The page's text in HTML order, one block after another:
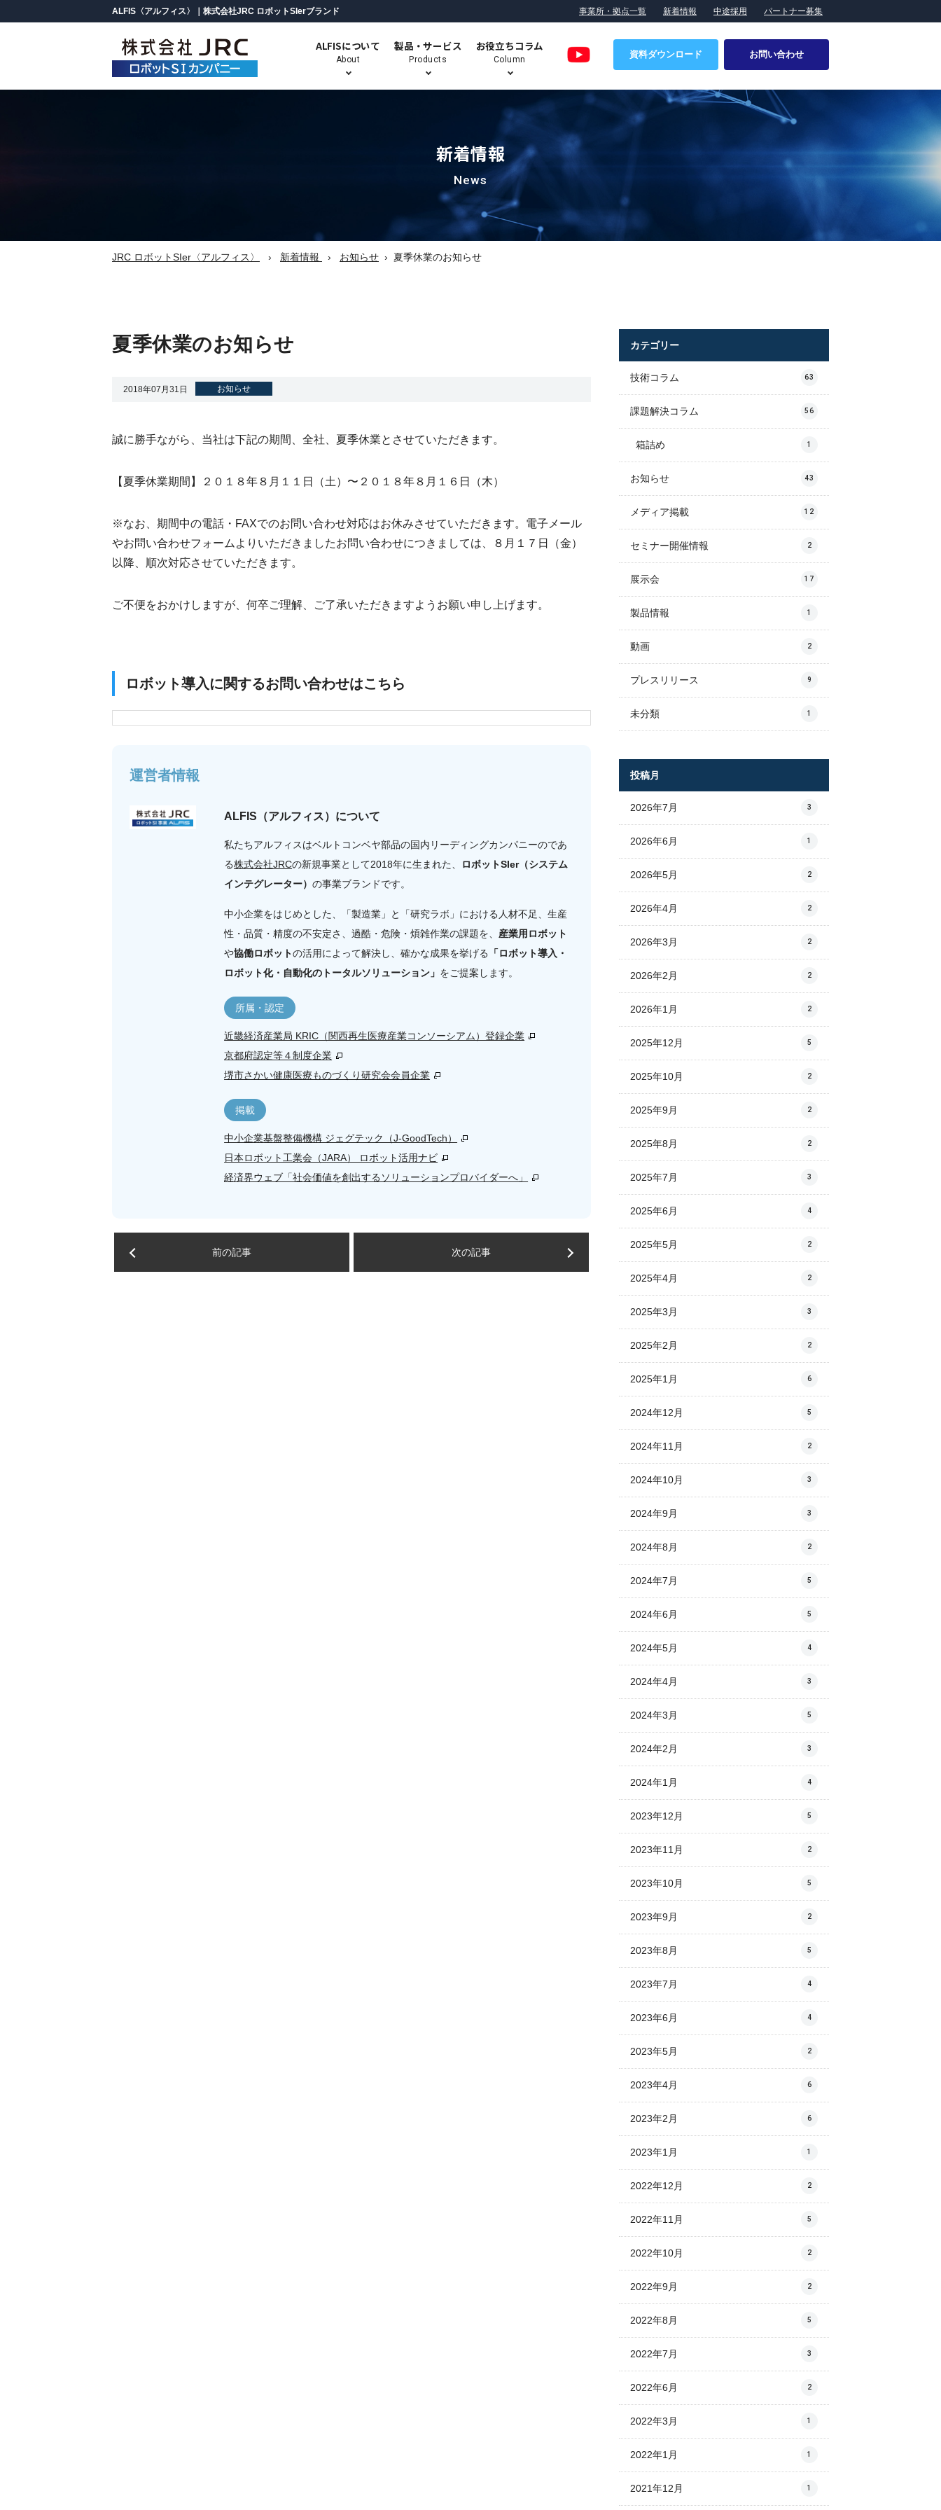
ALFIS〈アルフィス〉｜株式会社JRC ロボットSIerブランド 事業所・拠点一覧 新着情報 中途採用 パートナー募集
ALFISについて
About
ALFIS のミッション ALFIS ロボットシステムの特長
会社概要
製品・サービス
Products
ロボットデパレタイズシステム
（パレット荷下ろし自動化）
パラレルリンクロボット搭載
高速ピッキングシステム
特設ページ
食品業界向けソリューション
お役立ちコラム
Column お問い合わせ
資料ダウンロード
新着情報
News
JRC ロボットSIer〈アルフィス〉 新着情報 お知らせ 夏季休業のお知らせ
夏季休業のお知らせ
2018年07月31日 お知らせ
誠に勝手ながら、当社は下記の期間、全社、夏季休業とさせていただきます。
【夏季休業期間】２０１８年８月１１日（土）〜２０１８年８月１６日（木）
※なお、期間中の電話・FAXでのお問い合わせ対応はお休みさせていただきます。電子メール
やお問い合わせフォームよりいただきましたお問い合わせにつきましては、８月１７日（金）
以降、順次対応させていただきます。
ご不便をおかけしますが、何卒ご理解、ご了承いただきますようお願い申し上げます。
ロボット導入に関するお問い合わせはこちら
運営者情報
ALFIS（アルフィス）について
私たちアルフィスはベルトコンベヤ部品の国内リーディングカンパニーのであ
る株式会社JRCの新規事業として2018年に生まれた、
ロボットSIer（システム
インテグレーター）の事業ブランドです。
中小企業をはじめとした、「製造業」と「研究ラボ」における人材不足、生産
性・品質・精度の不安定さ、過酷・危険・煩雑作業の課題を、 産業用ロボット
や協働ロボットの活用によって解決し、確かな成果を挙げる
「ロボット導入・
ロボット化・自動化のトータルソリューション」 をご提案します。
所属・認定
近畿経済産業局 KRIC（関西再生医療産業コンソーシアム）登録企業
京都府認定等４制度企業
堺市さかい健康医療ものづくり研究会会員企業
掲載
中小企業基盤整備機構 ジェグテック（J-GoodTech）
日本ロボット工業会（JARA） ロボット活用ナビ
経済界ウェブ「社会価値を創出するソリューションプロバイダーへ」
前の記事 次の記事
カテゴリー
技術コラム 63
課題解決コラム 56
箱詰め 1
お知らせ 43
メディア掲載 12
セミナー開催情報 2
展示会 17
製品情報 1
動画 2
プレスリリース 9
未分類 1
投稿月
2026年7月 3
2026年6月 1
2026年5月 2
2026年4月 2
2026年3月 2
2026年2月 2
2026年1月 2
2025年12月 5
2025年10月 2
2025年9月 2
2025年8月 2
2025年7月 3
2025年6月 4
2025年5月 2
2025年4月 2
2025年3月 3
2025年2月 2
2025年1月 6
2024年12月 5
2024年11月 2
2024年10月 3
2024年9月 3
2024年8月 2
2024年7月 5
2024年6月 5
2024年5月 4
2024年4月 3
2024年3月 5
2024年2月 3
2024年1月 4
2023年12月 5
2023年11月 2
2023年10月 5
2023年9月 2
2023年8月 5
2023年7月 4
2023年6月 4
2023年5月 2
2023年4月 6
2023年2月 6
2023年1月 1
2022年12月 2
2022年11月 5
2022年10月 2
2022年9月 2
2022年8月 5
2022年7月 3
2022年6月 2
2022年3月 1
2022年1月 1
2021年12月 1